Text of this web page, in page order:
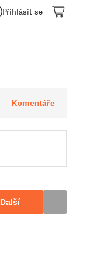
Přihlásit se
Komentáře
Další